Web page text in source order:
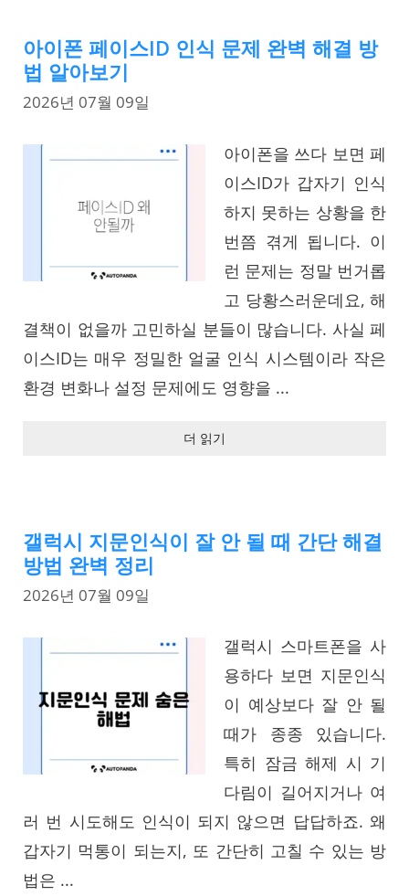
아이폰 페이스ID 인식 문제 완벽 해결 방
법 알아보기
2026년 07월 09일
아이폰을 쓰다 보면 페
이스ID가 갑자기 인식
하지 못하는 상황을 한
번쯤 겪게 됩니다. 이
런 문제는 정말 번거롭
고 당황스러운데요, 해
결책이 없을까 고민하실 분들이 많습니다. 사실 페
이스ID는 매우 정밀한 얼굴 인식 시스템이라 작은
환경 변화나 설정 문제에도 영향을 ...
더 읽기
갤럭시 지문인식이 잘 안 될 때 간단 해결
방법 완벽 정리
2026년 07월 09일
갤럭시 스마트폰을 사
용하다 보면 지문인식
이 예상보다 잘 안 될
때가 종종 있습니다.
특히 잠금 해제 시 기
다림이 길어지거나 여
러 번 시도해도 인식이 되지 않으면 답답하죠. 왜
갑자기 먹통이 되는지, 또 간단히 고칠 수 있는 방
법은 ...